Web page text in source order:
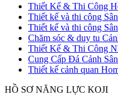
Thiết Kế & Thi Công
Thiết kế và thi công
Thiết kế và thi công
Chăm sóc & duy tu
Thiết Kế & Thi Công
Cung Cấp Đá Cảnh
Thiết kế cảnh quan
HỒ SƠ NĂNG LỰC KOJI